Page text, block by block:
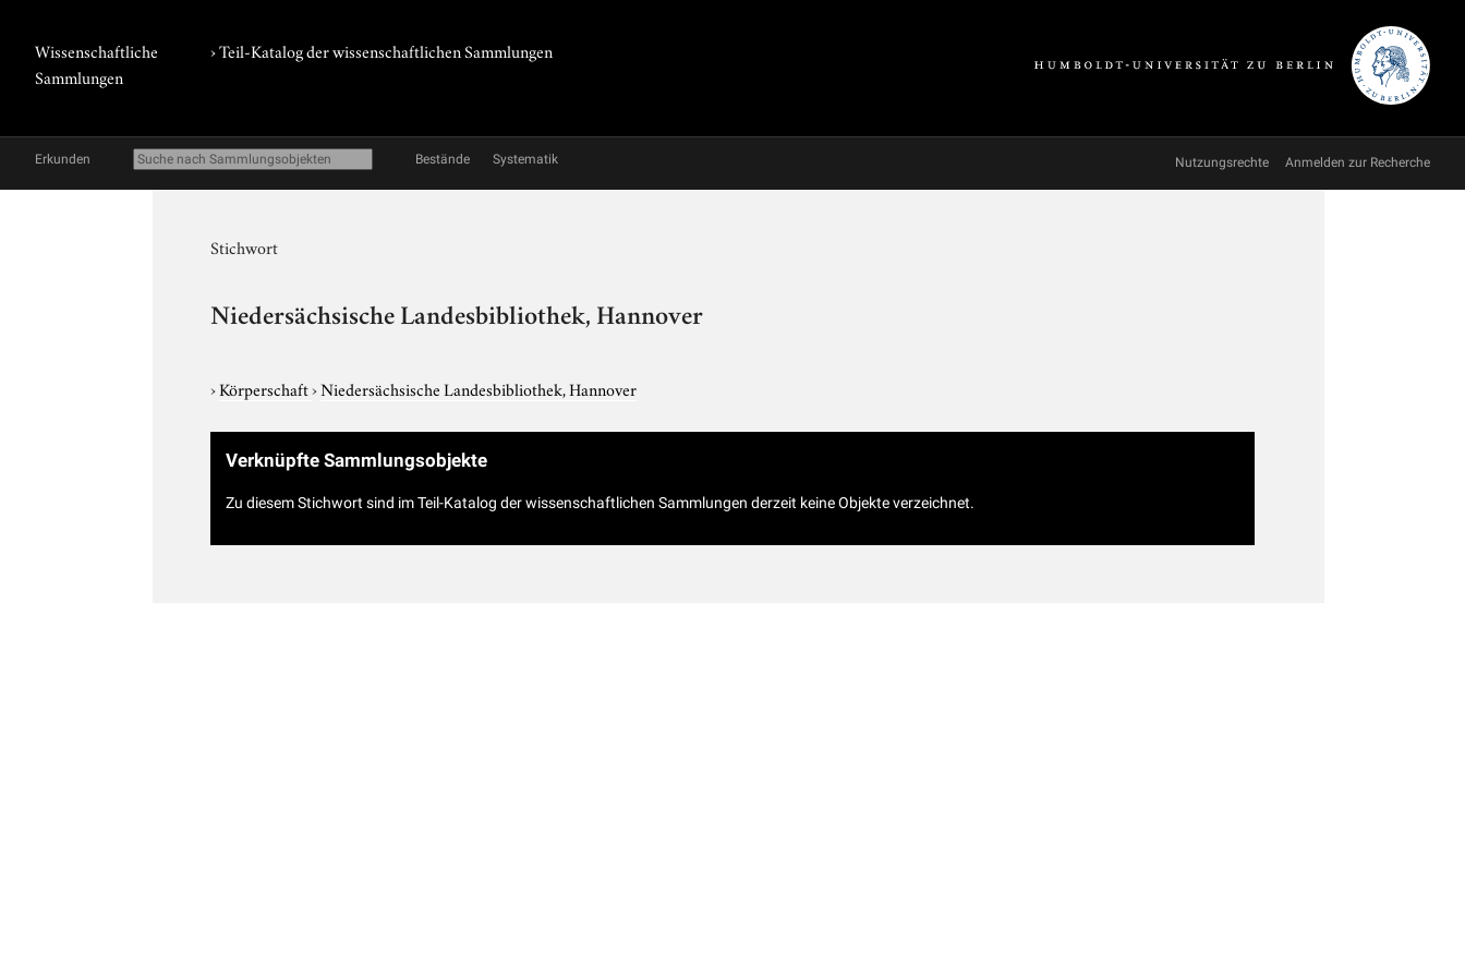
Wissenschaftliche
Sammlungen
› Teil-Katalog der wissenschaftlichen Sammlungen
Erkunden Bestände Systematik Nutzungsrechte Anmelden zur Recherche
Stichwort
Niedersächsische Landesbibliothek, Hannover
›Körperschaft›Niedersächsische Landesbibliothek, Hannover
Verknüpfte Sammlungsobjekte
Zu diesem Stichwort sind im Teil-Katalog der wissenschaftlichen Sammlungen derzeit keine Objekte verzeichnet.